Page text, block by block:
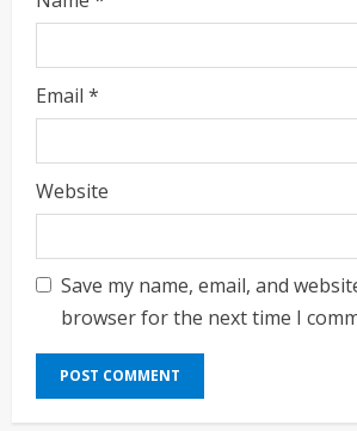
Email *
Website
Save my name, email, and
browser for the next time I